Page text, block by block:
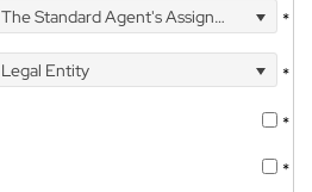
The Standard Agent's Assignment
*
Legal Entity
*
*
*